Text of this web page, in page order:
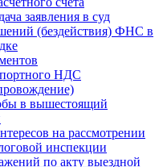
заявления в суд
(бездействия) ФНС в
НДС
в вышестоящий
на рассмотрении
инспекции
по акту выездной